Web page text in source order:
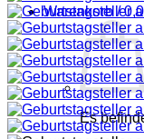
Warenkorb /
Es